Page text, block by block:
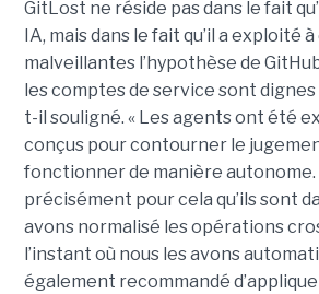
GitLost ne réside pas dans le fait
IA, mais dans le fait qu’il a exploité
malveillantes l’hypothèse de
les comptes de service sont dignes
t-il souligné. « Les agents ont été
conçus pour contourner le
fonctionner de manière autonome.
précisément pour cela qu’ils sont
avons normalisé les opérations
l’instant où nous les avons
également recommandé